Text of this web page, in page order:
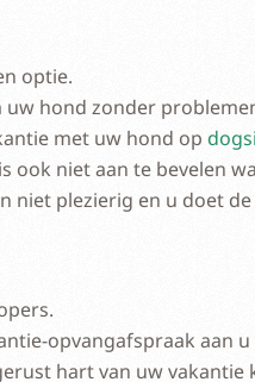
optie.
hond zonder
met uw hond op
niet aan te bevelen
plezierig en u doet
opvangafspraak aan
hart van uw